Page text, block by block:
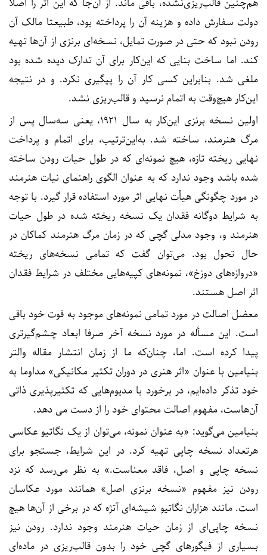
هم‌چنین قالب‌ریزی‌نشده، باقی ماند. از آن‌جا که این اثر را اصلا
دولت سفارش داده و هزینه آن را پرداخته بود، طبیعتا مالک آن
رودن نبود که حتی در صورت تمایل، نسخه‌ای برنزی از آن‌ها تهیه
کند. اما ساخت بنایی که این‌کار برای آن تدارک دیده شده بود
ملغی شد. بنابراین کسی کار آن را پیگیری نکرد. و در نتیجه
این‌کار هیچ‌وقت به اتمام نرسید و قالب‌ریزی نشد.
اولین نسخه برنزی این‌کار به سال ۱۹۲۱، یعنی سه‌سال پس از
مرگ هنرمند، ساخته شد. به‌این‌ترتیب، برای اتمام و پرداخت
نهایی ریخته تازه، هیچ نمونه‌ای که در طول حیات رودن ساخته
شده باشد وجود ندارد که به عنوان الگوی راهنمای نیات هنرمند
در مورد چگونگی هیأت نهایی اثر مورد استفاده قرار گیرد. با توجه
به شرایط دوگانه فقدان یک نسخه ریخته شده در طول حیات
هنرمند و، وجود مدلی گچی که در زمان مرگ هنرمند کماکان در
حال تحول بود. می‌توان گفت که تمامی نسخه‌های ریخته
«دروازه‌های دوزخ»، نمونه‌های کپیه‌هایی مختلف در شرایط فقدان
اثر اصل هستند.
معضل اصالت در مورد تمامی نمونه‌های موجود به قوت خود باقی
است. این مسأله در مورد نسخه آخر صرفا ابعاد چشم‌گیرتری
پیدا کرده است. اما، چنان‌که ما از زمان انتشار مقاله والتر
بنیامین با عنوان «اثر هنری در دوران تکثیر مکانیکی» مداوما به
خود تذکر داده‌ایم، در برخورد با مدیوم‌هایی که تکثیرپذیری ذاتی
آن‌هاست، مفهوم اصالت محتوای خود را از دست می دهد.
بنیامین می‌گوید: «به عنوان نمونه، می‌توان از یک نگاتیو عکاسی
هرتعداد نسخه چاپی تهیه کرد. در این شرایط، جستجو برای
نسخه چاپی و اصل، فاقد معناست.» به نظر می‌رسد که نزد
رودن نیز مفهوم «نسخه برنزی اصل» همانند مورد عکاسان
است. مانند هزاران نگاتیو شیشه‌ای آتژه که در برخی از آن‌ها هیچ
نسخه چاپی‌ای از زمان حیات هنرمند وجود ندارد. رودن نیز
بسیاری از فیگورهای گچی خود را بدون قالب‌ریزی در ماده‌ای